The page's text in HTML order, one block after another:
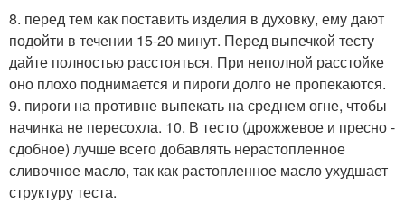
8. перед тем как поставить изделия в духовку, ему дают
подойти в течении 15-20 минут. Перед выпечкой тесту
дайте полностью расстояться. При неполной расстойке
оно плохо поднимается и пироги долго не пропекаются.
9. пироги на противне выпекать на среднем огне, чтобы
начинка не пересохла. 10. В тесто (дрожжевое и пресно -
сдобное) лучше всего добавлять нерастопленное
сливочное масло, так как растопленное масло ухудшает
структуру теста.